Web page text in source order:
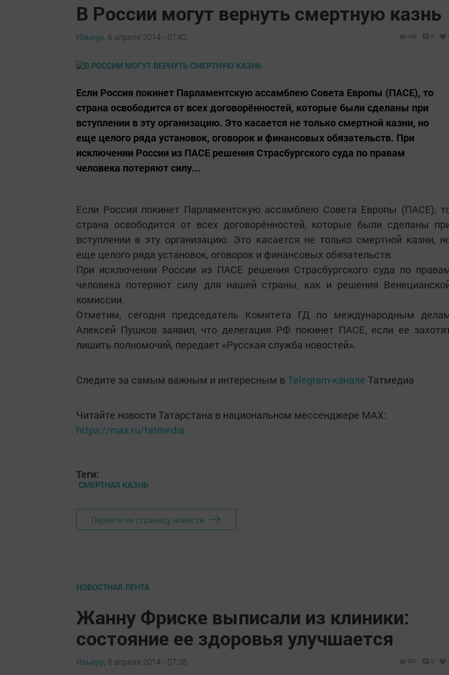
В России могут вернуть смертную казнь
Ильнур, 6 апреля 2014 - 07:42 488 0
Если Россия покинет Парламентскую ассамблею Совета Европы (ПАСЕ), то
страна освободится от всех договорённостей, которые были сделаны при
вступлении в эту организацию. Это касается не только смертной казни, но
еще целого ряда установок, оговорок и финансовых обязательств. При
исключении России из ПАСЕ решения Страсбургского суда по правам
человека потеряют силу...
Если Россия покинет Парламентскую ассамблею Совета Европы (ПАСЕ),
страна освободится от всех договорённостей, которые были сделаны
вступлении в эту организацию. Это касается не только смертной казни,
еще целого ряда установок, оговорок и финансовых обязательств.
При исключении России из ПАСЕ решения Страсбургского суда по
человека потеряют силу для нашей страны, как и решения
комиссии.
Отметим, сегодня председатель Комитета ГД по международным
Алексей Пушков заявил, что делегация РФ покинет ПАСЕ, если ее
лишить полномочий, передает «Русская служба новостей».
Следите за самым важным и интересным в Telegram-канале Татмедиа
Читайте новости Татарстана в национальном мессенджере MАХ:
https://max.ru/tatmedia
Теги:
СМЕРТНАЯ КАЗНЬ
Перейти на страницу новости
НОВОСТНАЯ ЛЕНТА
Жанну Фриске выписали из клиники:
состояние ее здоровья улучшается
Ильнур, 6 апреля 2014 - 07:38 537 0